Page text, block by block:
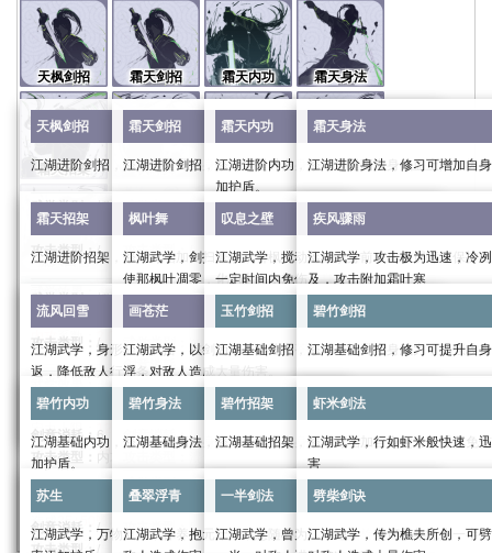
天枫剑招
天枫剑招
江湖进阶剑招，修习可提升自身武力，加强攻击伤害
武学类别：招式
剑意消耗：
攻击类型：/
武学效果：
武力：18
进阶效果：
武力0/6/19/39/66/99
霜天剑招
霜天剑招
江湖进阶剑招，修习可提升自身武力，加强攻击伤害
武学类别：招式
剑意消耗：
攻击类型： /
武学效果：
武力：18
进阶效果：
武力：0/6/19/39/66/99
霜天内功
霜天内功
江湖进阶内功，修习可提高自身气血上限，为
加护盾。
武学类别：
剑意消耗： /
攻击类型：/
武学效果：
气血系数：4.5
进入战斗时获得的护盾值：168
进阶效果：
内力：0/50/151/302/504/756
进入战斗时获得的护盾值：0/50/155/305/505/
霜天身法
霜天身法
江湖进阶身法，修习可增加自
武学类别：身法
剑意消耗：
攻击类型： /
武学效果：
身法：18
内防系数：1.0
进阶效果：
身法：0/6/19/39/66/99
霜天招架
霜天招架
江湖进阶招架，修习可增加自身定力，强化免伤
武学类别：招架
剑意消耗：
攻击类型：
/
武学效果：
根骨：10
招架系数： 24.16%
进阶效果：
根骨：0/33/99/198/330/495
枫叶舞
枫叶舞
江湖武学，剑扫寰宇，引枫叶翩翩，萦绕于侧，也可
使那枫叶凋零，化为尘土，加快自身行动条增长，可
提前取消
武学类别： buff
剑意消耗： 2
攻击类型：外攻
提高自身20% 行动增长速度，每次攻击额外造成
外攻伤害且降低叹息之壁10%调息时间，持
续四息。
持续期间，可以使用枫叶舞·凋零。
枫叶舞·凋零：取消行动增长速度加成，立刻攻击一
叹息之壁
叹息之壁
江湖武学，搅动落枫于身前，化作屏障，保护
一定时间内免伤
武学类别：
剑意消耗：4
武学效果：
攻伤害，持续两息
进阶效果：
0/5/15/25/45/55%概率立刻进行普通攻击
疾风骤雨
疾风骤雨
江湖武学，攻击极为迅速，冷
及，攻击附加霜叶寒
武学类别：
剑意消耗：4
武学效果：
霜叶寒：持续十二息，满4层后
25+50%内攻伤害和5%当前生
雪30%调息时间且添加一层霜
进阶效果：
流风回雪
流风回雪
江湖武学，身形轻逸飘摇，在枫叶中腾挪，一击则
返，降低敌人行动条
武学类别：
剑意消耗：6
攻击类型：
武学效果：
对方行动力增长速度50% 。
画苍茫
画苍茫
江湖武学，以剑为笔，描绘那苍茫大地，画尽人世沉
浮，对敌人造成大量伤害。
武学类别：
终结技
剑意消耗：/
武学效果：
攻伤害
玉竹剑招
玉竹剑招
江湖基础剑招，修习可提升自身武力，加强攻
武学类别：招式
剑意消耗：
攻击类型：/
武学效果：
武力：16
碧竹剑招
碧竹剑招
江湖基础剑招，修习可提升自
武学类别：招式
剑意消耗：
攻击类型： /
武学效果：
武力：16
碧竹内功
碧竹内功
江湖基础内功，修习可提高自身气血上限，为自己添
加护盾。
武学类别：
剑意消耗： /
攻击类型：
碧竹身法
碧竹身法
江湖基础身法，修习可增加自身防御。
武学类别：身法
剑意消耗：
攻击类型： /
碧竹招架
碧竹招架
江湖基础招架，修习可增加自身定力，强化免伤
武学类别：招架
剑意消耗：
攻击类型： /
虾米剑法
虾米剑法
江湖武学，行如虾米般快速，
害
武学类别：
剑意消耗：
3
攻击类型： 外攻
苏生
苏生
江湖武学，万物复苏，休养生息，恢复自身气血，概
叠翠浮青
叠翠浮青
江湖武学，抱元守一，意随心动，连续回旋打击，对
一半剑法
一半剑法
江湖武学，曾为江湖绝学，奈何早年流失一半
劈柴剑诀
劈柴剑诀
江湖武学，传为樵夫所创，可
强攻 二连斩